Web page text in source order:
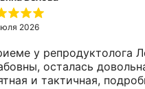
доверять! Мзия
и приятная личность.
2026
у репродуктолога
осталась
и тактичная,